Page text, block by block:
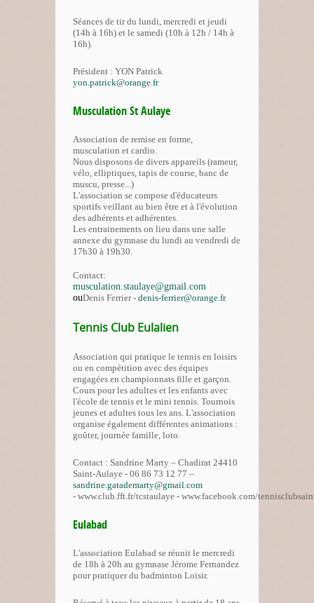
Séances de tir du lundi, mercredi et jeudi
(14h à 16h) et le samedi (10h à 12h / 14h à
16h).
Président : YON Patrick
yon.patrick@orange.fr
Musculation St Aulaye
Association de remise en forme,
musculation et cardio.
Nous disposons de divers appareils (rameur,
vélo, elliptiques, tapis de course, banc de
muscu, presse...)
L'association se compose d'éducateurs
sportifs veillant au bien être et à l'évolution
des adhérents et adhérentes.
Les entrainements on lieu dans une salle
annexe du gymnase du lundi au vendredi de
17h30 à 19h30.
Contact:
musculation.staulaye@gmail.com
ouDenis Ferrier - denis-ferrier@orange.fr
Tennis Club Eulalien
Association qui pratique le tennis en loisirs
ou en compétition avec des équipes
engagées en championnats fille et garçon.
Cours pour les adultes et les enfants avec
l'école de tennis et le mini tennis. Tournois
jeunes et adultes tous les ans. L'association
organise également différentes animations :
goûter, journée famille, loto.
Contact : Sandrine Marty – Chadirat 24410
Saint-Aulaye - 06 86 73 12 77 –
sandrine.gatademarty@gmail.com
- www.club.fft.fr/tcstaulaye - www.facebook.com/
Eulabad
L'association Eulabad se réunit le mercredi
de 18h à 20h au gymnase Jérome Fernandez
pour pratiquer du badminton Loisir.